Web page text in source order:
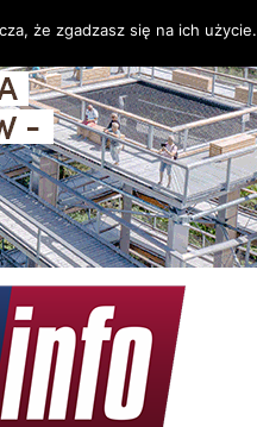
że zgadzasz się na ich użycie.